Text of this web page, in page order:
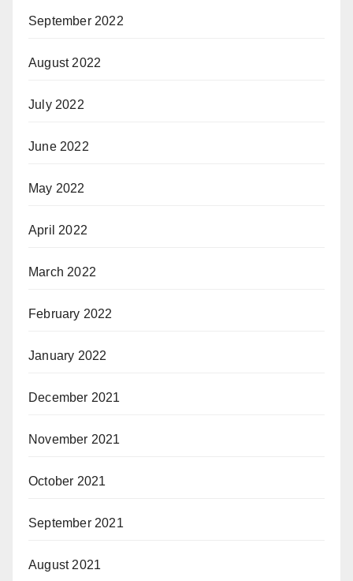
September 2022
August 2022
July 2022
June 2022
May 2022
April 2022
March 2022
February 2022
January 2022
December 2021
November 2021
October 2021
September 2021
August 2021